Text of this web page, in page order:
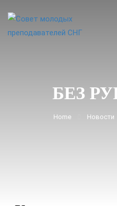
БЕЗ
Home Новости